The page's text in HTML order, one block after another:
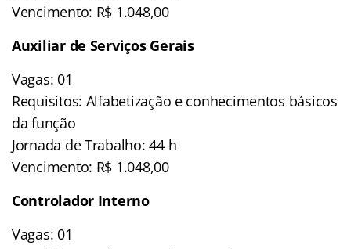
Vencimento: R$ 1.048,00
Auxiliar de Serviços Gerais
Vagas: 01
Requisitos: Alfabetização e conhecimentos básicos
da função
Jornada de Trabalho: 44 h
Vencimento: R$ 1.048,00
Controlador Interno
Vagas: 01